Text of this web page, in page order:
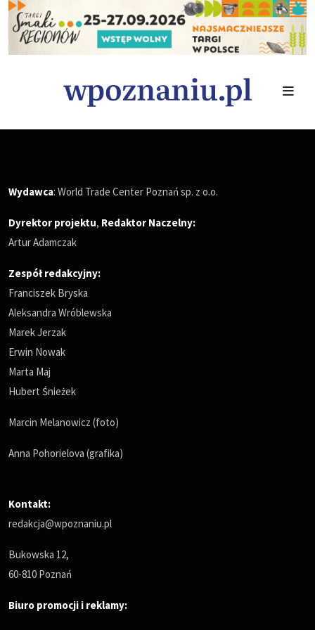
Wydawca: World Trade Center Poznań sp. z o.o.
Dyrektor projektu, Redaktor Naczelny:
Artur Adamczak
Zespół redakcyjny:
Franciszek Bryska
Aleksandra Wróblewska
Marek Jerzak
Erwin Nowak
Marta Maj
Hubert Śnieżek
Marcin Melanowicz (foto)
Anna Pohorielova (grafika)
Kontakt:
redakcja@wpoznaniu.pl
Bukowska 12,
60-810 Poznań
Biuro promocji i reklamy: